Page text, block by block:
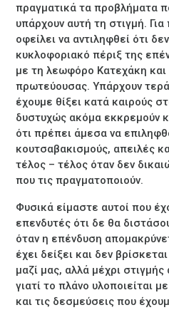
πραγματικά τα προβλήματα
υπάρχουν αυτή τη στιγμή.
οφείλει να αντιληφθεί ότι
κυκλοφοριακό πέριξ της
με τη λεωφόρο Κατεχάκη και
πρωτεύουσας. Υπάρχουν
έχουμε θίξει κατά καιρούς
δυστυχώς ακόμα εκκρεμούν
ότι πρέπει άμεσα να
κουτσαβακισμούς, απειλές
τέλος – τέλος όταν δεν
που τις πραγματοποιούν.
Φυσικά είμαστε αυτοί που
επενδυτές ότι δε θα
όταν η επένδυση
έχει δείξει και δεν
μαζί μας, αλλά μέχρι στιγμής
γιατί το πλάνο υλοποιείται
και τις δεσμεύσεις που